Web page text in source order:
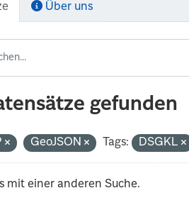
Über uns
gefunden
GeoJSON Tags: DSGKL
mit einer anderen Suche.